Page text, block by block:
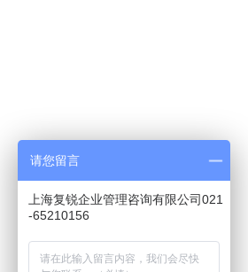
请您留言
上海复锐企业管理咨询有限公司021
-65210156